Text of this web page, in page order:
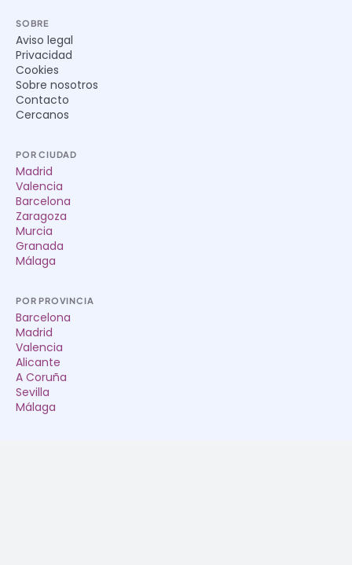
SOBRE
Aviso legal
Privacidad
Cookies
Sobre nosotros
Contacto
Cercanos
POR CIUDAD
Madrid
Valencia
Barcelona
Zaragoza
Murcia
Granada
Málaga
POR PROVINCIA
Barcelona
Madrid
Valencia
Alicante
A Coruña
Sevilla
Málaga